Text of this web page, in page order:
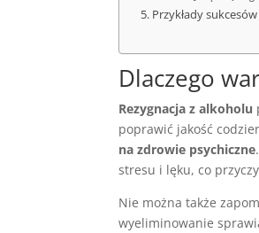
Przykłady
Dlaczego
Rezygnacja z alkoholu
poprawić jakość
na zdrowie psychiczne
stresu i lęku, co
Nie można także
wyeliminowanie